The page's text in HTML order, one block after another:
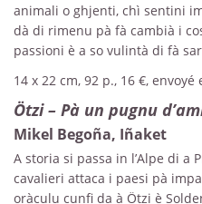
animali o ghjenti, chì sentini
dà di rimenu pà fà cambià i
passioni è a so vulintà di fà
14 x 22 cm, 92 p., 16 €,
Ötzi – Pà un pugnu
Mikel Begoña, Iñaket
A storia si passa in l’Alpe di a
cavalieri attaca i paesi pà
oràculu cunfi da à Ötzi è